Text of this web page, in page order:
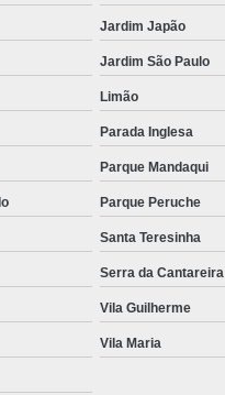
Jardim Japão
Jardim São Paulo
Limão
Parada Inglesa
Parque Mandaqui
Parque Peruche
Santa Teresinha
Serra da Cantareira
Vila Guilherme
Vila Maria